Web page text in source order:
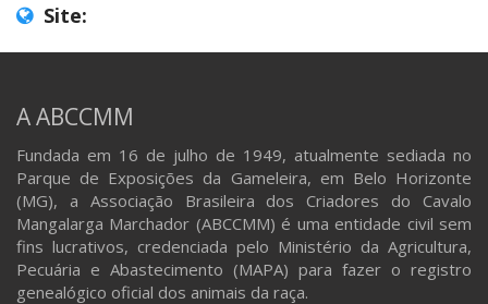
Site:
A ABCCMM
Fundada em 16 de julho de 1949, atualmente sediada no
Parque de Exposições da Gameleira, em Belo Horizonte
(MG), a Associação Brasileira dos Criadores do Cavalo
Mangalarga Marchador (ABCCMM) é uma entidade civil sem
fins lucrativos, credenciada pelo Ministério da Agricultura,
Pecuária e Abastecimento (MAPA) para fazer o registro
genealógico oficial dos animais da raça.